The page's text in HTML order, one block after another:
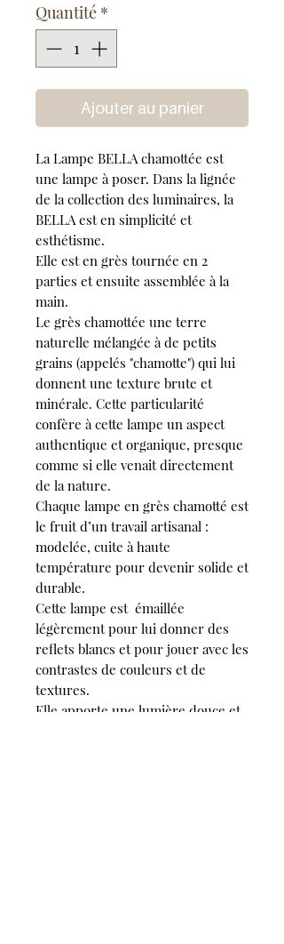
Quantité *
Ajouter au panier
La Lampe BELLA chamottée est
une lampe à poser. Dans la lignée
de la collection des luminaires, la
BELLA est en simplicité et
esthétisme.
Elle est en grès tournée en 2
parties et ensuite assemblée à la
main.
Le grès chamottée une terre
naturelle mélangée à de petits
grains (appelés "chamotte") qui lui
donnent une texture brute et
minérale. Cette particularité
confère à cette lampe un aspect
authentique et organique, presque
comme si elle venait directement
de la nature.
Chaque lampe en grès chamotté est
le fruit d’un travail artisanal :
modelée, cuite à haute
température pour devenir solide et
durable.
Cette lampe est émaillée
légèrement pour lui donner des
reflets blancs et pour jouer avec les
contrastes de couleurs et de
textures.
Elle apporte une lumière douce et